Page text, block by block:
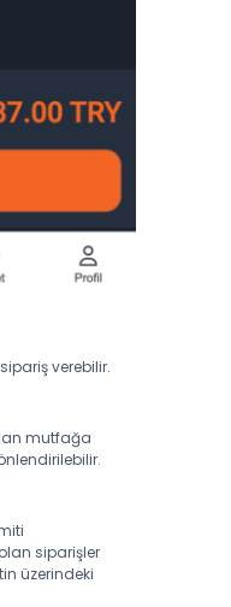
verebilir.
mutfağa
siparişler
üzerindeki